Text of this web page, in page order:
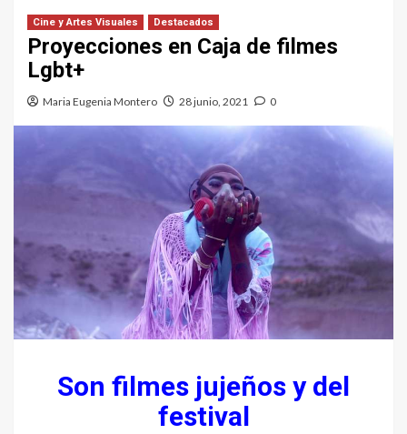
Cine y Artes Visuales Destacados
Proyecciones en Caja de filmes
Lgbt+
Maria Eugenia Montero 28 junio, 2021 0
Son filmes jujeños y del
festival